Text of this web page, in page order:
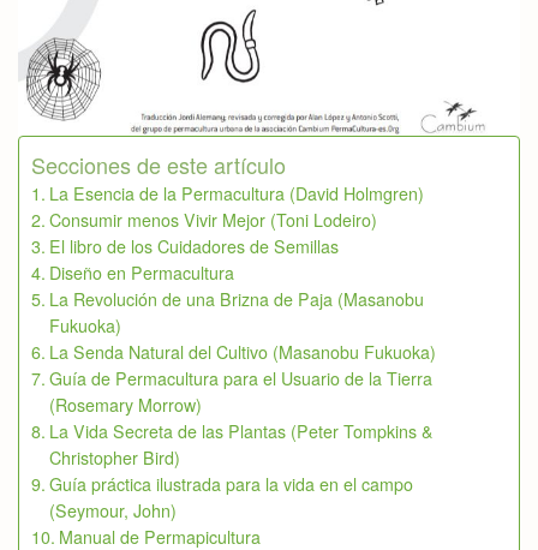
Secciones de este artículo
La Esencia de la Permacultura (David Holmgren)
Consumir menos Vivir Mejor (Toni Lodeiro)
El libro de los Cuidadores de Semillas
Diseño en Permacultura
La Revolución de una Brizna de Paja (Masanobu
Fukuoka)
La Senda Natural del Cultivo (Masanobu Fukuoka)
Guía de Permacultura para el Usuario de la Tierra
(Rosemary Morrow)
La Vida Secreta de las Plantas (Peter Tompkins &
Christopher Bird)
Guía práctica ilustrada para la vida en el campo
(Seymour, John)
Manual de Permapicultura